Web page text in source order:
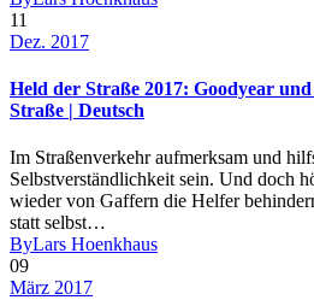
11
Dez. 2017
Held der Straße 2017: Goodyear
Straße | Deutsch
Im Straßenverkehr aufmerksam und
Selbstverständlichkeit sein. Und doch
wieder von Gaffern die Helfer
statt selbst…
ByLars Hoenkhaus
09
März 2017